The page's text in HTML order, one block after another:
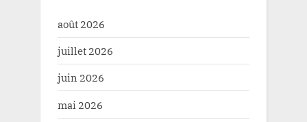
août 2026
juillet 2026
juin 2026
mai 2026